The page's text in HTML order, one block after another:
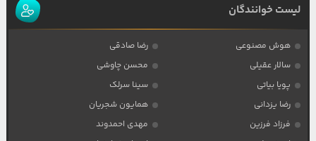
لیست خوانندگان
هوش مصنوعی
رضا صادقی
سالار عقیلی
محسن چاوشی
پویا بیاتی
سینا سرلک
رضا یزدانی
همایون شجریان
فرزاد فرزین
مهدی احمدوند